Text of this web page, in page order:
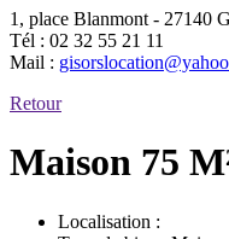
1, place Blanmont - 27140
Tél : 02 32 55 21 11
Mail :
Retour
Maison 75
Localisation :